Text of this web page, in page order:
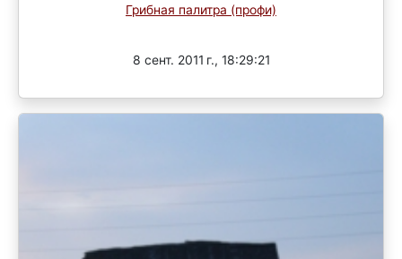
Грибная палитра (профи)
8 сент. 2011 г., 18:29:21